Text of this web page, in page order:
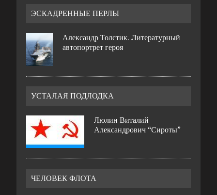
ЭСКАДРЕННЫЕ ПЕРЛЫ
Александр Толстик. Литературный
автопортрет героя
УСТАЛАЯ ПОДЛОДКА
Люлин Виталий
Александрович “Сироты”
ЧЕЛОВЕК ФЛОТА